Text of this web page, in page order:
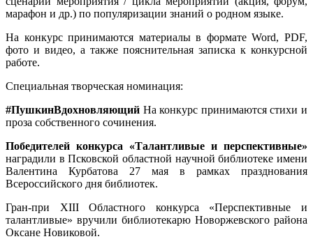
марафон и др.) по популяризации знаний о родном языке.
На конкурс принимаются материалы в формате Word, PDF,
фото и видео, а также пояснительная записка к конкурсной
работе.
Специальная творческая номинация:
#ПушкинВдохновляющий На конкурс принимаются стихи и
проза собственного сочинения.
Победителей конкурса «Талантливые и перспективные»
наградили в Псковской областной научной библиотеке имени
Валентина Курбатова 27 мая в рамках празднования
Всероссийского дня библиотек.
Гран-при XIII Областного конкурса «Перспективные и
талантливые» вручили библиотекарю Новоржевского района
Оксане Новиковой.